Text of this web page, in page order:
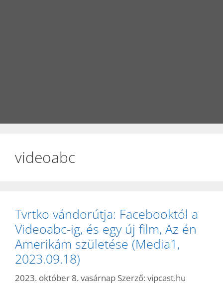
videoabc
Tvrtko vándorútja: Facebooktól a
Videoabc-ig, és egy új film, Az én
Amerikám születése (Media1,
2023.09.18)
2023. október 8. vasárnap Szerző: vipcast.hu